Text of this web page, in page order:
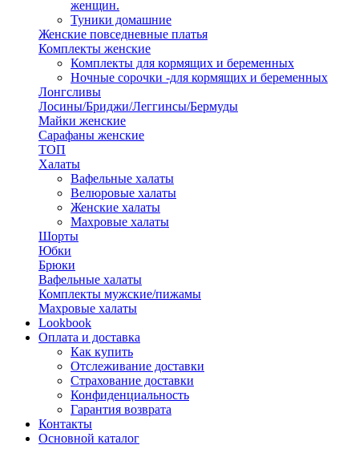
женщин.
Туники домашние
Женские повседневные платья
Комплекты женские
Комплекты для кормящих и беременных
Ночные сорочки -для кормящих и беременных
Лонгсливы
Лосины/Бриджи/Леггинсы/Бермуды
Майки женские
Сарафаны женские
ТОП
Халаты
Вафельные халаты
Велюровые халаты
Женские халаты
Махровые халаты
Шорты
Юбки
Брюки
Вафельные халаты
Комплекты мужские/пижамы
Махровые халаты
Lookbook
Оплата и доставка
Как купить
Отслеживание доставки
Страхование доставки
Конфиденциальность
Гарантия возврата
Контакты
Основной каталог